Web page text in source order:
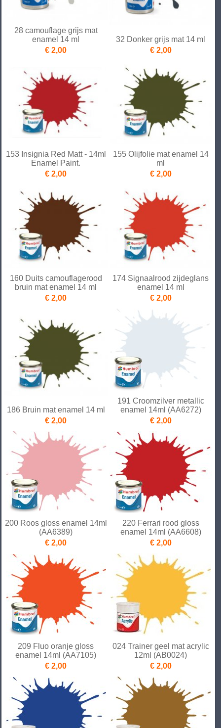
28 camouflage grijs mat
enamel 14 ml
€ 2,00
32 Donker grijs mat 14 ml
€ 2,00
153 Insignia Red Matt - 14ml
Enamel Paint.
€ 2,00
155 Olijfolie mat enamel 14
ml
€ 2,00
160 Duits camouflagerood
bruin mat enamel 14 ml
€ 2,00
174 Signaalrood zijdeglans
enamel 14 ml
€ 2,00
186 Bruin mat enamel 14 ml
€ 2,00
191 Croomzilver metallic
enamel 14ml (AA6272)
€ 2,00
200 Roos gloss enamel 14ml
(AA6389)
€ 2,00
220 Ferrari rood gloss
enamel 14ml (AA6608)
€ 2,00
209 Fluo oranje gloss
enamel 14ml (AA7105)
€ 2,00
024 Trainer geel mat acrylic
12ml (AB0024)
€ 2,00